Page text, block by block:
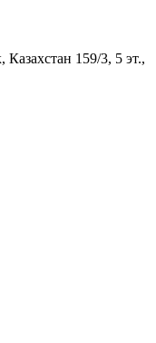
159/3, 5 эт.,